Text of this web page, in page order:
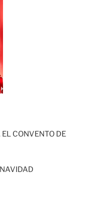
CONVENTO DE